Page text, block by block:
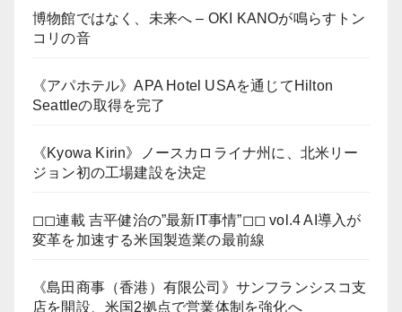
博物館ではなく、未来へ – OKI KANOが鳴らすトン
コリの音
《アパホテル》APA Hotel USAを通じてHilton
Seattleの取得を完了
《Kyowa Kirin》ノースカロライナ州に、北米リー
ジョン初の工場建設を決定
◻︎◻︎連載 吉平健治の”最新IT事情”◻︎◻︎ vol.4 AI導入が
変革を加速する米国製造業の最前線
《島田商事（香港）有限公司》サンフランシスコ支
店を開設、米国2拠点で営業体制を強化へ